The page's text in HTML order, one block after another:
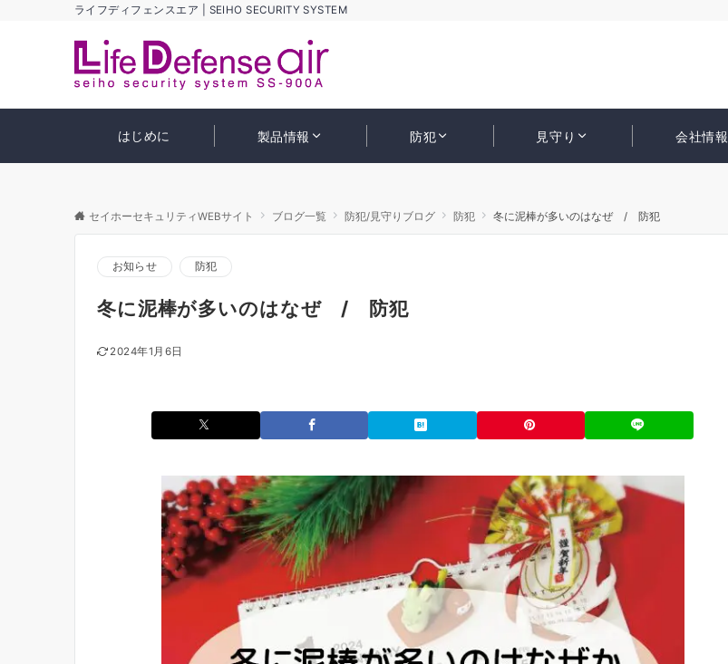
ライフディフェンスエア | SEIHO SECURITY SYSTEM
はじめに 製品情報 防犯 見守り 会社情報
セイホーセキュリティWEBサイト ブログ一覧 防犯/見守りブログ 防犯 冬に泥棒が多いのはなぜ / 防犯
お知らせ 防犯
冬に泥棒が多いのはなぜ / 防犯
2024年1月6日